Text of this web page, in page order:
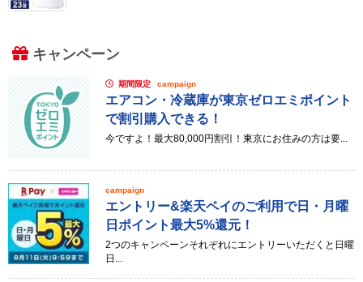
キャンペーン
期間限定 campaign
エアコン・冷蔵庫が東京ゼロエミポイント
で割引購入できる！
今ですよ！最大80,000円割引！東京にお住みの方は要...
campaign
エントリー&楽天ペイのご利用で日・月曜
日ポイント最大5%還元！
2つのキャンペーンそれぞれにエントリーいただくと日曜
日...